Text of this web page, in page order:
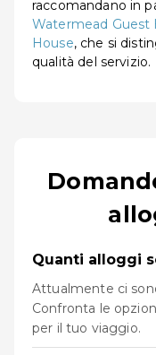
raccomandano in
Watermead Guest
House, che si
qualità del servizio.
Quanti alloggi
Attualmente ci
Confronta le
per il tuo viaggio.